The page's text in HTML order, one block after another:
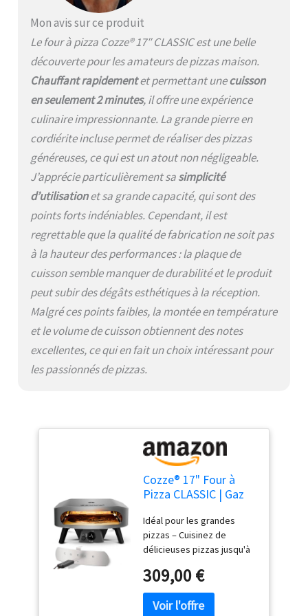
Matériaux de haute qualité
avec revêtement
thermorésistant et pieds
avec tampons en
caoutchouc pour une
stabilité maximale.
Mon avis sur ce produit
Le four à pizza Cozze® 17″ CLASSIC est une belle
découverte pour les amateurs de pizzas maison.
Chauffant rapidementet permettant unecuisson
en seulement 2 minutes, il offre une expérience
culinaire impressionnante. La grande pierre en
cordiérite incluse permet de réaliser des pizzas
généreuses, ce qui est un atout non négligeable.
J’apprécie particulièrement sasimplicité
d’utilisationet sa grande capacité, qui sont des
points forts indéniables. Cependant, il est
regrettable que la qualité de fabrication ne soit pas
à la hauteur des performances : la plaque de
cuisson semble manquer de durabilité et le produit
peut subir des dégâts esthétiques à la réception.
Malgré ces points faibles, la montée en température
et le volume de cuisson obtiennent des notes
excellentes, ce qui en fait un choix intéressant pour
les passionnés de pizzas.
Cozze® 17" Four à
Pizza CLASSIC | Gaz
pierre en cordiérite
incluse | Double
chambre en acier
inoxydable | Allumage
automatique |
Thermomètre intégré
| Cuisson rapide 2 min
Idéal pour les grandes
pizzas – Cuisinez de
délicieuses pizzas jusqu'à
une cuisson homogène et
rapide en 2 minutes.
Technologie à double
309,00 €